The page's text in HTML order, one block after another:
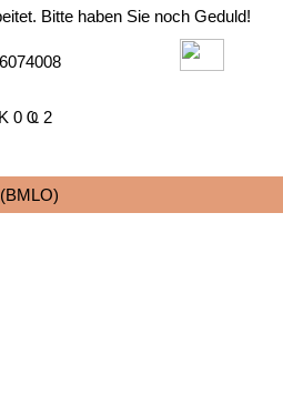
Bitte haben Sie noch Geduld!
0 Ҩ 2